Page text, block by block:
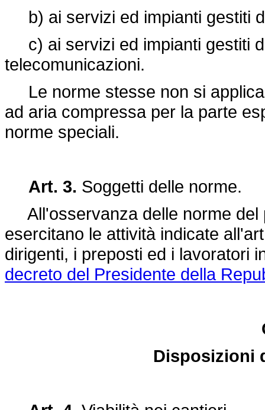
b) ai servizi ed impianti gestiti
c) ai servizi ed impianti gestiti
telecomunicazioni.
Le norme stesse non si
ad aria compressa per la parte
norme speciali.
Art. 3. Soggetti delle norme.
All'osservanza delle norme del
esercitano le attività indicate
dirigenti, i preposti ed i lavoratori
decreto del Presidente della
Disposizioni